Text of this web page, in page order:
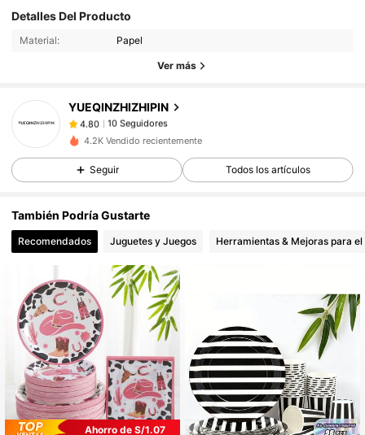
Detalles Del Producto
Material: Papel
Ver más
YUEQINZHIZHIPIN
4.80
10 Seguidores
10 Seguidores
4.80
10 Seguidores
i***a
seguido
4.80
10 Seguidores
4.80 10 Seguidores
4.2K Vendido recientemente
Seguir Todos los artículos
También Podría Gustarte
Recomendados Juguetes y Juegos Herramientas & Mejoras para el
Ahorro de S/1.07